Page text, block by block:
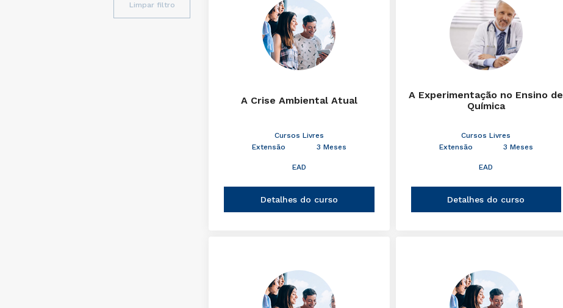
Limpar filtro
A Crise Ambiental Atual
Cursos Livres
Extensão
3 Meses
EAD
Detalhes do curso
A Experimentação no Ensino de
Química
Cursos Livres
Extensão
3 Meses
EAD
Detalhes do curso